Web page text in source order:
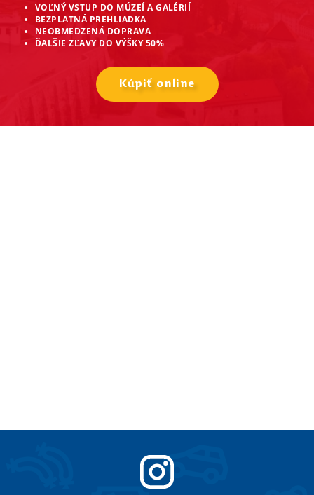
VOĽNÝ VSTUP DO MÚZEÍ A GALÉRIÍ
BEZPLATNÁ PREHLIADKA
NEOBMEDZENÁ DOPRAVA
ĎALŠIE ZĽAVY DO VÝŠKY 50%
Kúpiť online